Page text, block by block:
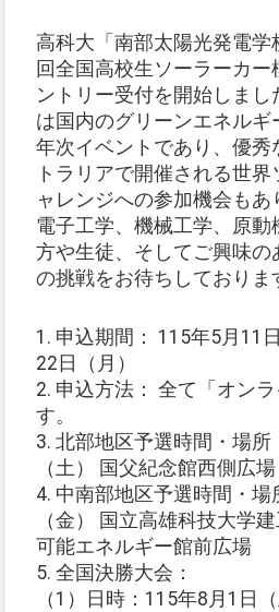
高科大「南部太陽光発電学
回全国高校生ソーラーカ
ントリー受付を開始しまし
は国内のグリーンエネルギ
年次イベントであり、優秀
トラリアで開催される世
ャレンジへの参加機会もあ
電子工学、機械工学、原動
方や生徒、そしてご興味
の挑戦をお待ちしておりま
1. 申込期間： 115年5月11
22日（月）
2. 申込方法： 全て「オン
す。
3. 北部地区予選時間・場所
（土） 国父紀念館西側広場
4. 中南部地区予選時間・場
（金） 国立高雄科技大学
可能エネルギー館前広場
5. 全国決勝大会：
（1）日時：115年8月1日（